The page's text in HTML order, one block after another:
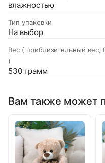
влажностью
Тип упаковки
На выбор
Вес ( приблизительный вес,
)
530 грамм
Вам также может